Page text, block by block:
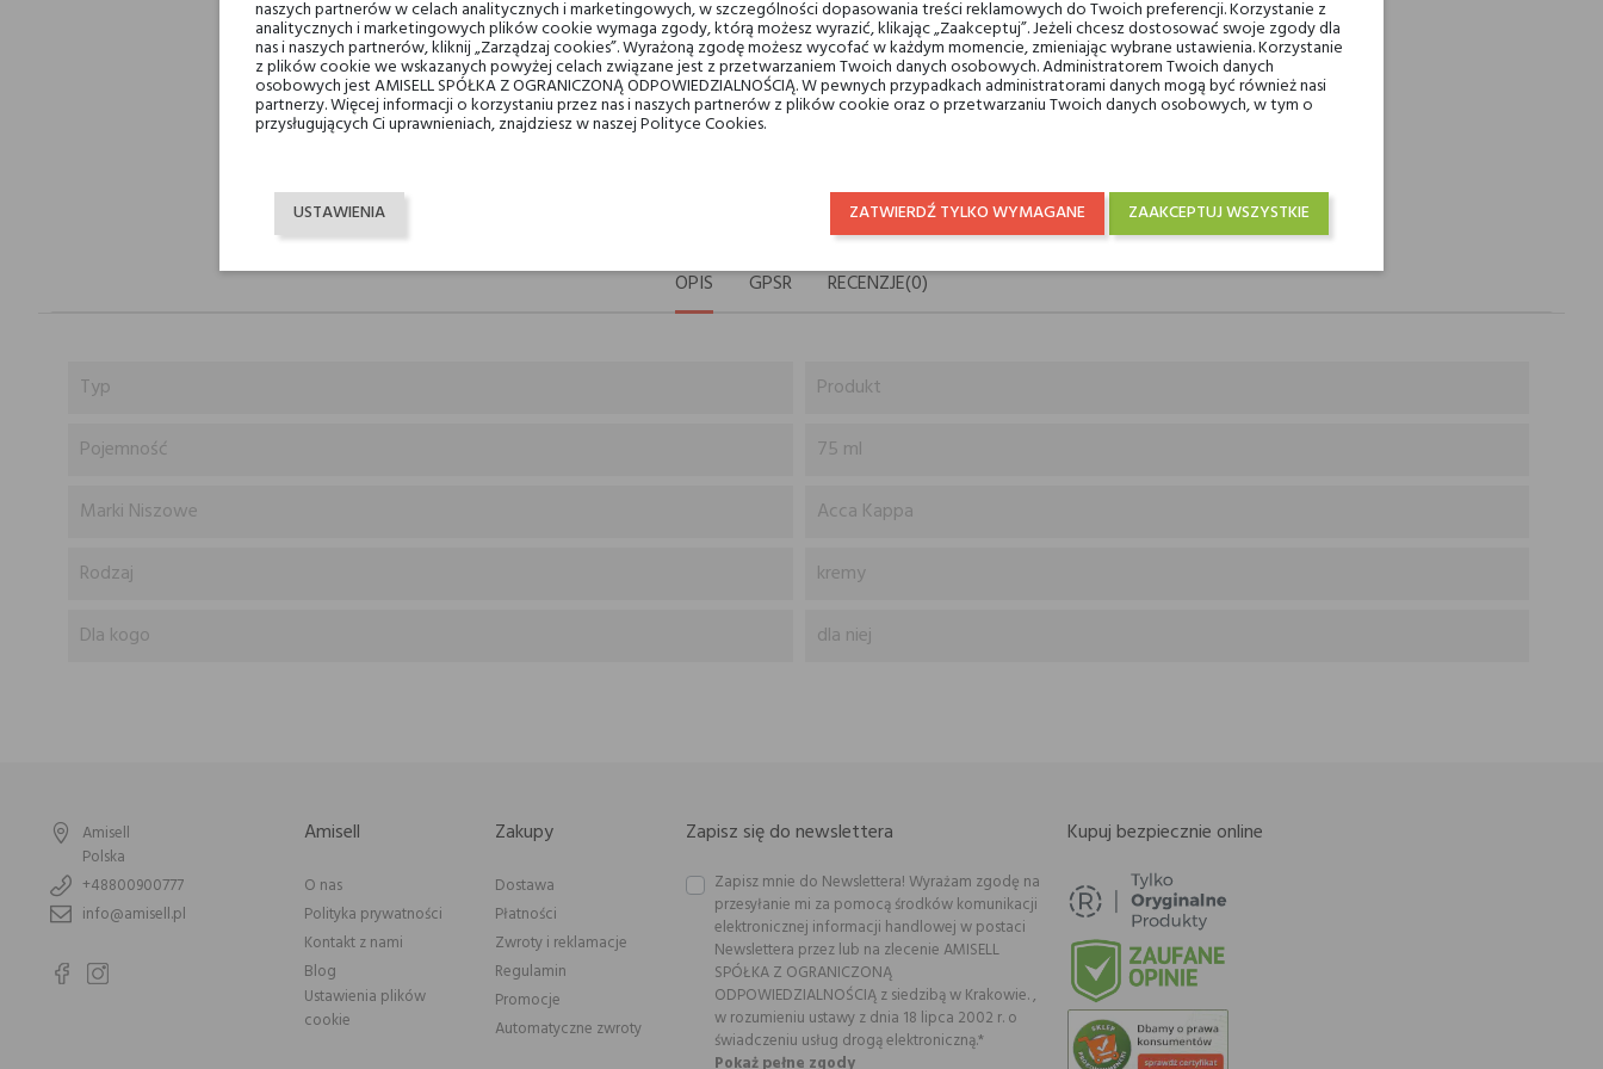
Darmowa dostawa na terenie kraju od 250 zł! Wysyłka w 48H
OPIS GPSR RECENZJE(0)
Typ
Produkt
Pojemność
75 ml
Marki Niszowe
Acca Kappa
Rodzaj
kremy
Dla kogo
dla niej
Amisell
Polska
+48800900777
info@amisell.pl
Amisell
O nas
Polityka prywatności
Kontakt z nami
Blog
Ustawienia plików
cookie
Zakupy
Dostawa
Płatności
Zwroty i reklamacje
Regulamin
Promocje
Automatyczne zwroty
Zapisz się do newslettera
Zapisz mnie do Newslettera! Wyrażam zgodę na
przesyłanie mi za pomocą środków komunikacji
elektronicznej informacji handlowej w postaci
Newslettera przez lub na zlecenie AMISELL
SPÓŁKA Z OGRANICZONĄ
ODPOWIEDZIALNOŚCIĄ z siedzibą w Krakowie. ,
w rozumieniu ustawy z dnia 18 lipca 2002 r. o
świadczeniu usług drogą elektroniczną.*
Pokaż pełne zgody
Kupuj bezpiecznie online
naszych partnerów w celach analitycznych i marketingowych, w szczególności dopasowania treści reklamowych do Twoich preferencji. Korzystanie z
analitycznych i marketingowych plików cookie wymaga zgody, którą możesz wyrazić, klikając „Zaakceptuj”. Jeżeli chcesz dostosować swoje zgody dla
nas i naszych partnerów, kliknij „Zarządzaj cookies”. Wyrażoną zgodę możesz wycofać w każdym momencie, zmieniając wybrane ustawienia. Korzystanie
z plików cookie we wskazanych powyżej celach związane jest z przetwarzaniem Twoich danych osobowych. Administratorem Twoich danych
osobowych jest AMISELL SPÓŁKA Z OGRANICZONĄ ODPOWIEDZIALNOŚCIĄ. W pewnych przypadkach administratorami danych mogą być również nasi
partnerzy. Więcej informacji o korzystaniu przez nas i naszych partnerów z plików cookie oraz o przetwarzaniu Twoich danych osobowych, w tym o
przysługujących Ci uprawnieniach, znajdziesz w naszej Polityce Cookies.
USTAWIENIA ZAAKCEPTUJ WSZYSTKIE
ZATWIERDŹ TYLKO WYMAGANE